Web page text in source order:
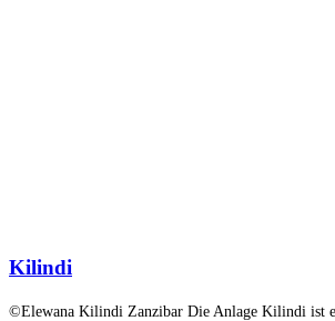
Kilindi
©Elewana Kilindi Zanzibar Die Anlage Kilindi ist